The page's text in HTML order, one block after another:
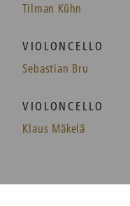
Tilman Kühn
VIOLONCELLO
Sebastian Bru
VIOLONCELLO
Klaus Mäkelä